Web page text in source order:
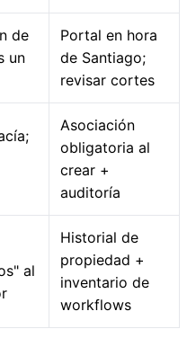
de
un
Portal en hora
de Santiago;
revisar cortes
Asociación
obligatoria al
crear +
auditoría
al
Historial de
propiedad +
inventario de
workflows